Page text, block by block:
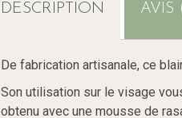
DESCRIPTION AVIS
De fabrication artisanale, ce
Son utilisation sur le visage
obtenu avec une mousse de